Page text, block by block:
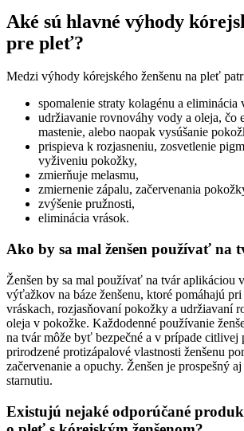
Aké sú hlavné výhody
pre pleť?
Medzi výhody kórejského ženšenu na pleť
spomalenie straty kolagénu a eliminácia
udržiavanie rovnováhy vody a oleja, čo
mastenie, alebo naopak vysúšanie
prispieva k rozjasneniu, zosvetlenie
vyživeniu pokožky,
zmierňuje melasmu,
zmiernenie zápalu, začervenania
zvýšenie pružnosti,
eliminácia vrások.
Ako by sa mal ženšen používať na
Ženšen by sa mal používať na tvár aplikáciou
výťažkov na báze ženšenu, ktoré pomáhajú pri
vráskach, rozjasňovaní pokožky a udržiavaní
oleja v pokožke. Každodenné používanie
na tvár môže byť bezpečné a v prípade citlivej
prirodzené protizápalové vlastnosti ženšenu
začervenanie a opuchy. Ženšen je prospešný
starnutiu.
Existujú nejaké odporúčané